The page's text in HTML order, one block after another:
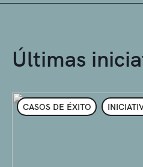
Últimas
CASOS DE ÉXITO